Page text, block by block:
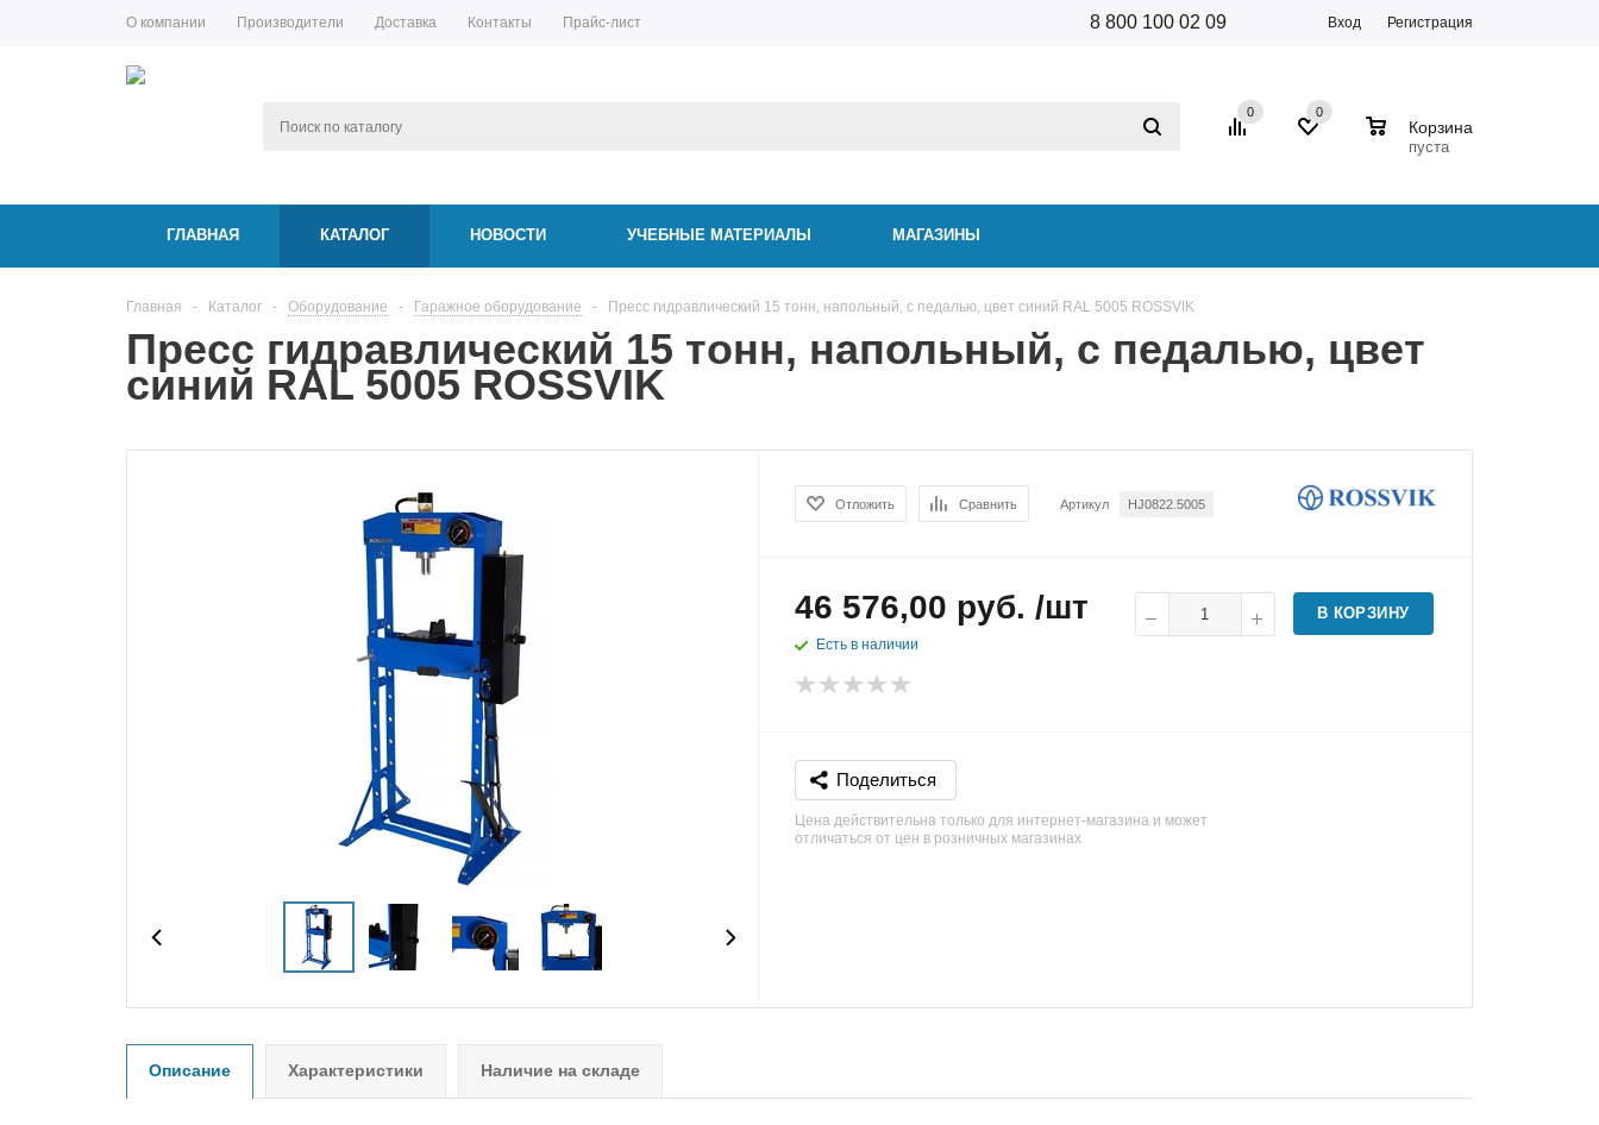
О компании Производители Доставка Контакты Прайс-лист 8 800 100 02 09 Вход Регистрация
0 0
Корзина
пуста
ГЛАВНАЯ КАТАЛОГ НОВОСТИ УЧЕБНЫЕ МАТЕРИАЛЫ МАГАЗИНЫ
Главная - Каталог - Оборудование - Гаражное оборудование - Пресс гидравлический 15 тонн, напольный, с педалью, цвет синий RAL 5005 ROSSVIK
Пресс гидравлический 15 тонн, напольный, с педалью, цвет
синий RAL 5005 ROSSVIK
Отложить Сравнить Артикул HJ0822.5005
46 576,00 руб. /шт
Есть в наличии
В КОРЗИНУ
Поделиться
Цена действительна только для интернет-магазина и может
отличаться от цен в розничных магазинах
Описание Характеристики Наличие на складе